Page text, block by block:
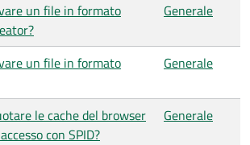
un file in formato
Generale
un file in formato
Generale
le cache del browser
con SPID?
Generale